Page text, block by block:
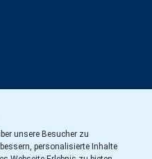
unsere Besucher zu
personalisierte Inhalte